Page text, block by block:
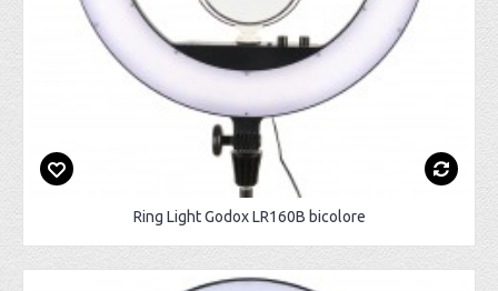
Ring Light Godox LR160B bicolore